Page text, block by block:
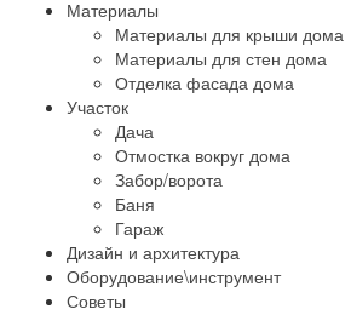
Материалы
Материалы для крыши дома
Материалы для стен дома
Отделка фасада дома
Участок
Дача
Отмостка вокруг дома
Забор/ворота
Баня
Гараж
Дизайн и архитектура
Оборудование\инструмент
Советы